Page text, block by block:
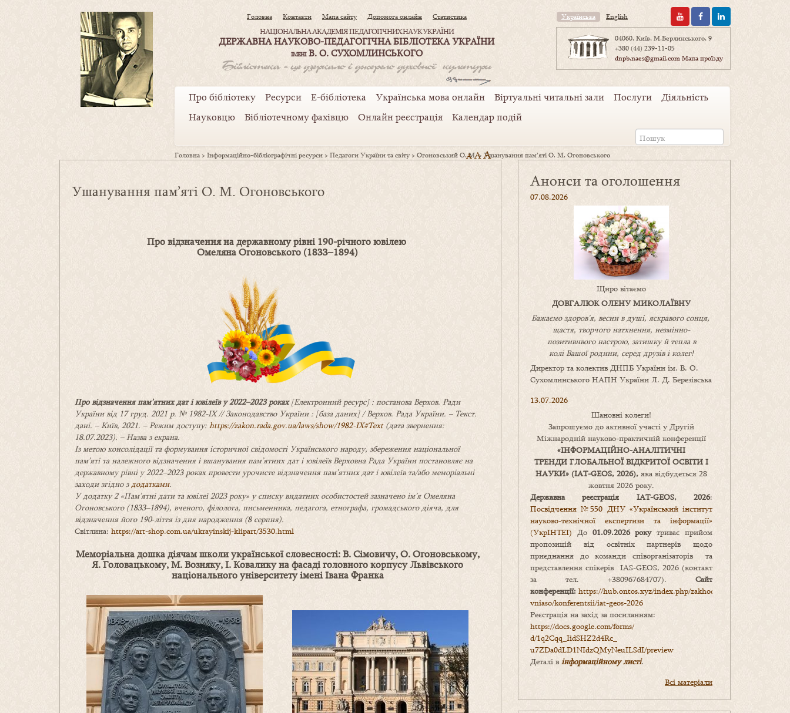
Головна Контакти Мапа сайту Допомога онлайн Статистика
НАЦІОНАЛЬНА АКАДЕМІЯ ПЕДАГОГІЧНИХ НАУК УКРАЇНИ
ДЕРЖАВНА НАУКОВО-ПЕДАГОГІЧНА БІБЛІОТЕКА УКРАЇНИ
ІМЕНІВ. О. СУХОМЛИНСЬКОГО
Українська English
04060, Київ, М.Берлинського, 9
+380 (44) 239-11-05
dnpb.naes@gmail.comМапа проїзду
Про бібліотеку Ресурси Е-бібліотека Українська мова онлайн Віртуальні читальні зали Послуги
Діяльність
Науковцю
Бібліотечному фахівцю Онлайн реєстрація Календар подій
Головна >Інформаційно-бібліографічні ресурси >Педагоги України та світу >Огоновський О. М.>Ушанування пам’яті О. М. Огоновського
A AA
Ушанування пам’яті О. М. Огоновського
Провідзначенняна державному рівні190-річного ювілею
Омеляна Огоновського (1833–1894)
Про відзначення пам’ятних дат і ювілеїв у 2022–2023 роках[Електронний ресурс] : постанова Верхов. Ради
України від 17 груд. 2021 р. № 1982-IX // Законодавство України : [база даних] / Верхов. Рада України. – Текст.
дані. – Київ, 2021. – Режим доступу: https://zakon.rada.gov.ua/laws/show/1982-IX#Text(дата звернення:
18.07.2023). – Назва з екрана.
Із метою консолідації та формування історичної свідомості Українського народу, збереження національної
пам’яті та належного відзначення і вшанування пам’ятних дат і ювілеїв Верховна Рада України постановляє на
державному рівні у 2022–2023 роках провести урочисте відзначення пам’ятних дат і ювілеїв та/або меморіальні
заходи згідно здодатками.
У додатку 2 «Пам’ятні дати та ювілеї 2023 року» у списку видатних особистостей зазначено ім’я Омеляна
Огоновського (1833–1894), вченого, філолога, письменника, педагога, етнографа, громадського діяча, для
відзначення його 190‑ліття із дня народження (8 серпня).
Світлина: https://art-shop.com.ua/ukrayinskij-klipart/3530.html
Меморіальна дошка діячам школи української словесності: В. Сімовичу, О. Огоновському,
Я.Головацькому,М.Возняку,І.Коваликуна фасаді головного корпусуЛьвівського
національного університету імені Івана Франка
Анонси та оголошення
07.08.2026
Щиро вітаємо
ДОВГАЛЮК ОЛЕНУ МИКОЛАЇВНУ
Бажаємо здоров’я, весни в душі, яскравого сонця,
щастя, творчого натхнення, незмінно-
позитивнвого настрою, затишкуйтепла в
коліВашоїродини, серед друзів і колег!
Директор та колектив ДНПБ України ім. В. О.
Сухомлинського НАПН України Л. Д. Березівська
13.07.2026
Шановні колеги!
Запрошуємо до активної участі у Другій
Міжнародній науково-практичній конференції
«ІНФОРМАЦІЙНО-АНАЛІТИЧНІ
ТРЕНДИ ГЛОБАЛЬНОЇ ВІДКРИТОЇ ОСВІТИ І
НАУКИ» (IAT-GEOS, 2026), яка відбудеться 28
жовтня 2026 року.
Державна реєстрація IAT-GEOS, 2026:
Посвідчення №550 ДНУ «Український інститут
науково-технічної експертизи та інформації»
(УкрІНТЕІ) До 01.09.2026 рокутриває прийом
пропозицій від освітніх партнерів щодо
приєднання до команди співорганізаторів та
представлення спікерів IAS-GEOS, 2026 (контакт
за тел. +380967684707). Сайт
конференції: https://hub.ontos.xyz/index.php/zakhody-
vniaso/konferentsii/iat-geos-2026
Реєстрація на захід за посиланням:
https://docs.google.com/forms/
d/1q2Cqq_IidSHZ2d4Rc_
u7ZDa0dLD1NIdzQMyNeuILSdI/preview
Деталі в інформаційному листі.
Всі матеріали